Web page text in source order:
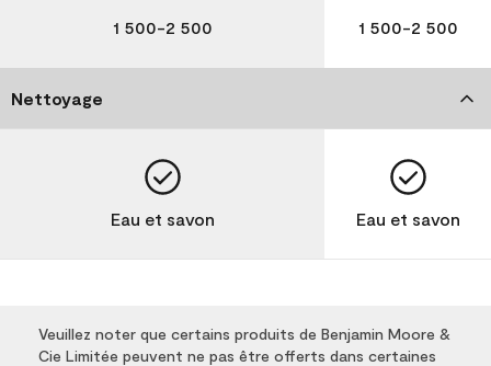
1 500-2 500 1 500-2 500
Nettoyage
Eau et savon Eau et savon
Veuillez noter que certains produits de Benjamin Moore &
Cie Limitée peuvent ne pas être offerts dans certaines